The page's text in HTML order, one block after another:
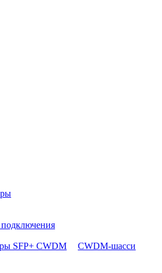
SFP+ CWDM
CWDM-шасси